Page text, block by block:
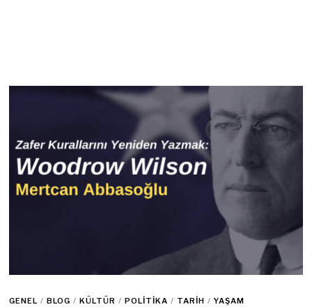
GENEL / BLOG / KÜLTÜR / POLITIKA / TARIH / YAŞAM